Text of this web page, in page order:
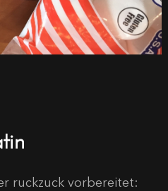
ruckzuck vorbereitet: